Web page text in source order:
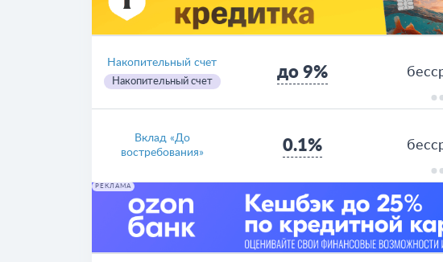
Накопительный счет
Накопительный счет
до 9%
Вклад «До
востребования»
0.1%
РЕКЛАМА